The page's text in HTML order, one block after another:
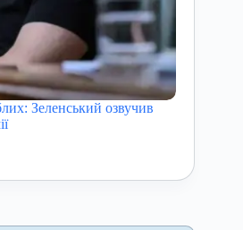
Зеленський озвучив